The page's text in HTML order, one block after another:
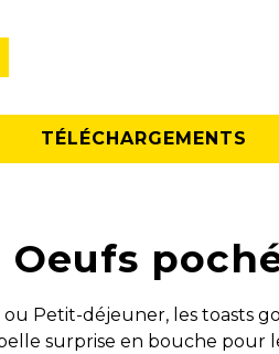
TÉLÉCHARGEMENTS
Petit-déjeuner, les toasts
surprise en bouche pour